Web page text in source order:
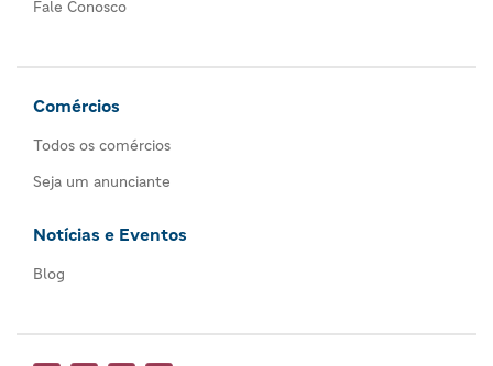
Fale Conosco
Comércios
Todos os comércios
Seja um anunciante
Notícias e Eventos
Blog